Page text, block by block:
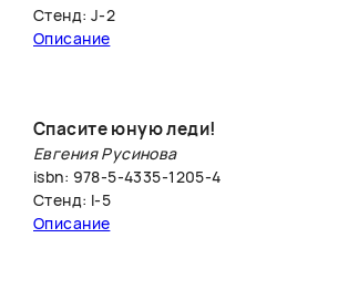
Стенд: J-2
Описание
Спасите юную леди!
Евгения Русинова
isbn: 978-5-4335-1205-4
Стенд: I-5
Описание